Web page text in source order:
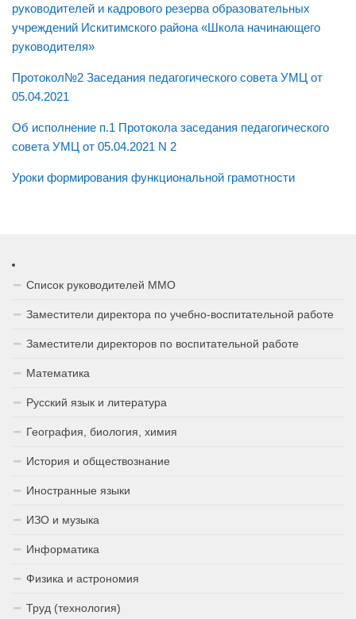
Родителям
ОРКСЭ
руководителей и кадрового резерва образовательных
учреждений Искитимского района «Школа начинающего
руководителя»
Протокол№2 Заседания педагогического совета УМЦ от
05.04.2021
Об исполнение п.1 Протокола заседания педагогического
совета УМЦ от 05.04.2021 N 2
Уроки формирования функциональной грамотности
Список руководителей ММО
Заместители директора по учебно-воспитательной работе
Заместители директоров по воспитательной работе
Математика
Русский язык и литература
География, биология, химия
История и обществознание
Иностранные языки
ИЗО и музыка
Информатика
Физика и астрономия
Труд (технология)